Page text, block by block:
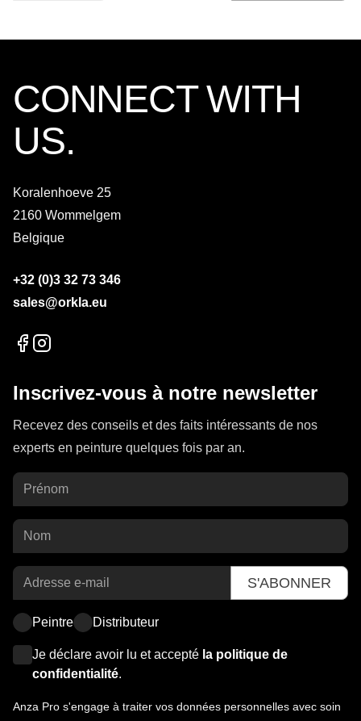
CONNECT WITH
US.
Koralenhoeve 25
2160 Wommelgem
Belgique
+32 (0)3 32 73 346
sales@orkla.eu
Inscrivez-vous à notre newsletter
Recevez des conseils et des faits intéressants de nos
experts en peinture quelques fois par an.
S'ABONNER
Peintre Distributeur
Je déclare avoir lu et accepté la politique de
confidentialité.
Anza Pro s'engage à traiter vos données personnelles avec soin